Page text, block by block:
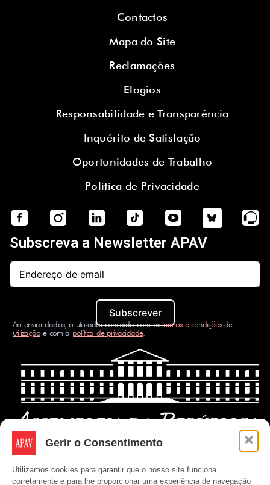
Gerir o Consentimento
Utilizamos cookies para garantir que o nosso site funciona
corretamente e para lhe proporcionar uma experiência de navegação
Contactos
Mapa do Site
Reclamações
Elogios
Responsabilidade e Transparência
Inquérito de Satisfação
Oportunidades de Trabalho
Política de Privacidade
Subscreva a Newsletter APAV
Subscrever
Ao enviar dados, o utilizador concorda com ostermos e condições de
utilizaçãoe com a política de privacidade.